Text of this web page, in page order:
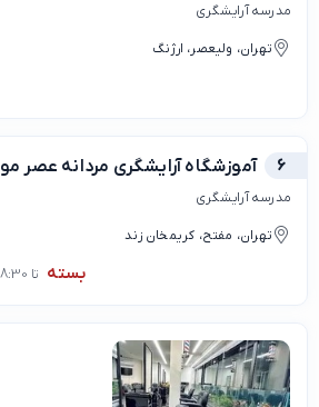
مدرسه آرایشگری
تهران، ولیعصر، ارژنگ
6 آموزشگاه آرایشگری مردانه عصر مو
مدرسه آرایشگری
تهران، مفتح، کریمخان زند
بسته تا 08:30